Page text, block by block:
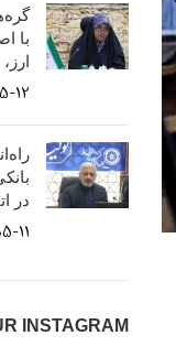
با
12
در
11
INSTAGRAM